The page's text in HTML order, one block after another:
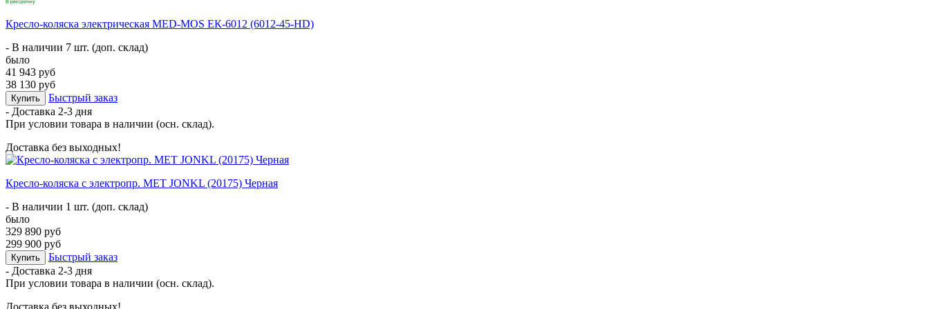
Кресло-коляска электрическая MED-MOS ЕК-6012 (6012-45-HD)
- В наличии 7 шт. (доп. склад)
было
41 943 руб
38 130 руб
Купить
Быстрый заказ
- Доставка 2-3 дня
При условии товара в наличии (осн. склад).
Доставка без выходных!
Кресло-коляска с электропр. MET JONKL (20175) Черная
- В наличии 1 шт. (доп. склад)
было
329 890 руб
299 900 руб
Купить
Быстрый заказ
- Доставка 2-3 дня
При условии товара в наличии (осн. склад).
Доставка без выходных!